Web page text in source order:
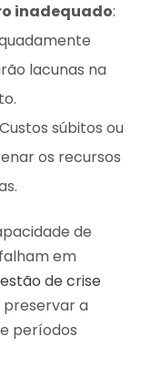
inadequado:
lacunas na
súbitos ou
os recursos
de
em
de crise
preservar a
períodos